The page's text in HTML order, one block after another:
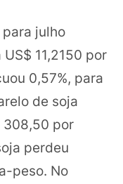
para julho
11,2150 por
0,57%, para
de soja
308,50 por
perdeu
peso. No